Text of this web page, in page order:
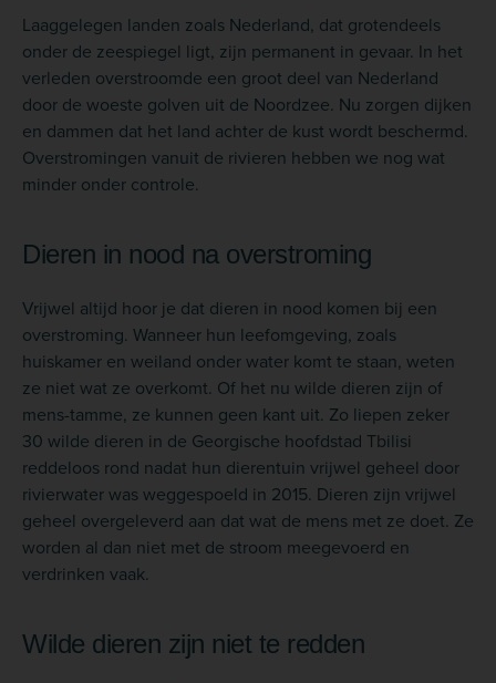
Laaggelegen landen zoals Nederland, dat grotendeels
onder de zeespiegel ligt, zijn permanent in gevaar. In het
verleden overstroomde een groot deel van Nederland
door de woeste golven uit de Noordzee. Nu zorgen dijken
en dammen dat het land achter de kust wordt beschermd.
Overstromingen vanuit de rivieren hebben we nog wat
minder onder controle.
Dieren in nood na overstroming
Vrijwel altijd hoor je dat dieren in nood komen bij een
overstroming. Wanneer hun leefomgeving, zoals
huiskamer en weiland onder water komt te staan, weten
ze niet wat ze overkomt. Of het nu wilde dieren zijn of
mens-tamme, ze kunnen geen kant uit. Zo liepen zeker
30 wilde dieren in de Georgische hoofdstad Tbilisi
reddeloos rond nadat hun dierentuin vrijwel geheel door
rivierwater was weggespoeld in 2015. Dieren zijn vrijwel
geheel overgeleverd aan dat wat de mens met ze doet. Ze
worden al dan niet met de stroom meegevoerd en
verdrinken vaak.
Wilde dieren zijn niet te redden